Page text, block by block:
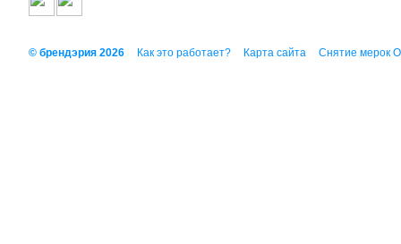
© брендэрия 2026 Как это работает? Карта сайта Снятие мерок